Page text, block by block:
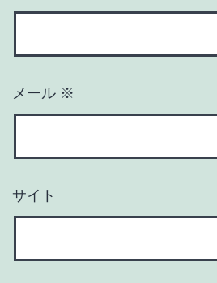
メール ※
サイト